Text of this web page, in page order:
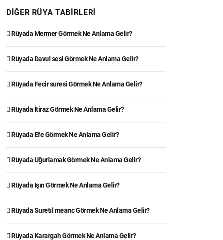
DIĞER RÜYA TABIRLERI
Rüyada Mermer Görmek Ne Anlama Gelir?
Rüyada Davul sesi Görmek Ne Anlama Gelir?
Rüyada Fecir suresi Görmek Ne Anlama Gelir?
Rüyada İtiraz Görmek Ne Anlama Gelir?
Rüyada Efe Görmek Ne Anlama Gelir?
Rüyada Uğurlamak Görmek Ne Anlama Gelir?
Rüyada Işın Görmek Ne Anlama Gelir?
Rüyada Suretıl mearıc Görmek Ne Anlama Gelir?
Rüyada Karargah Görmek Ne Anlama Gelir?